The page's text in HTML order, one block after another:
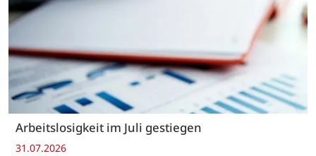
Arbeitslosigkeit im Juli gestiegen
31.07.2026